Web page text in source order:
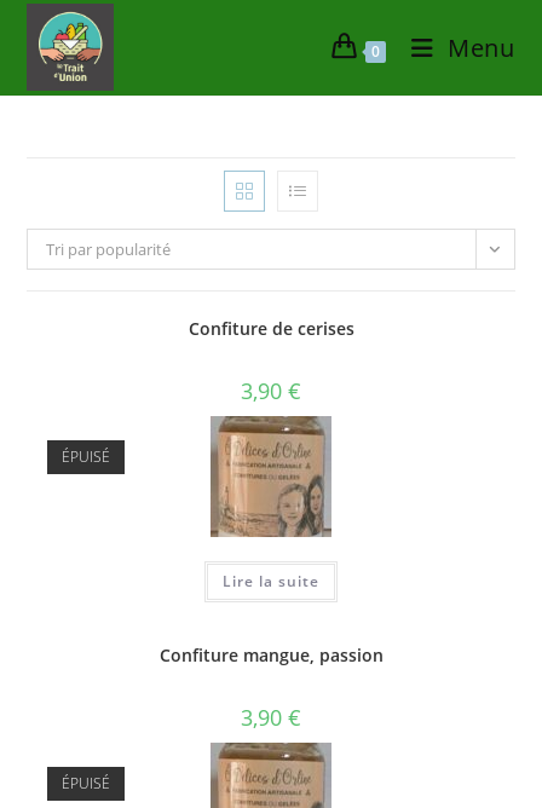
content
0 Menu
Tri par popularité
Confiture de cerises
3,90 €
ÉPUISÉ
Lire la suite
Confiture mangue, passion
3,90 €
ÉPUISÉ